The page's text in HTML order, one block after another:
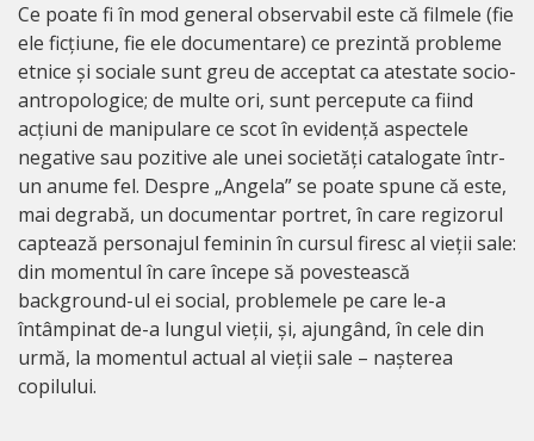
Ce poate fi în mod general observabil este că filmele (fie
ele ficțiune, fie ele documentare) ce prezintă probleme
etnice și sociale sunt greu de acceptat ca atestate socio-
antropologice; de multe ori, sunt percepute ca fiind
acțiuni de manipulare ce scot în evidență aspectele
negative sau pozitive ale unei societăți catalogate într-
un anume fel. Despre „Angela” se poate spune că este,
mai degrabă, un documentar portret, în care regizorul
captează personajul feminin în cursul firesc al vieții sale:
din momentul în care începe să povestească
background-ul ei social, problemele pe care le-a
întâmpinat de-a lungul vieții, și, ajungând, în cele din
urmă, la momentul actual al vieții sale – nașterea
copilului.